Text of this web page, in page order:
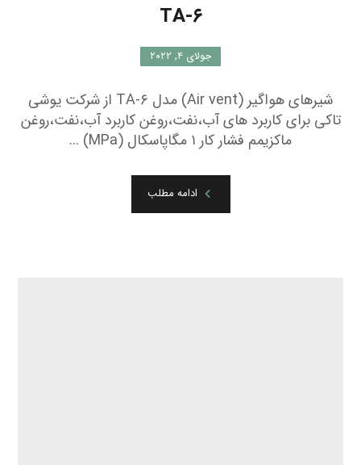
TA-۶
جولای ۴, ۲۰۲۲
شیرهای هواگیر (Air vent) مدل TA-۶ از شرکت یوشی
تاکی برای کاربرد های آب،نفت،روغن کاربرد آب،نفت،روغن
ماکزیمم فشار کار ۱ مگاپاسکال (MPa) ...
ادامه مطلب